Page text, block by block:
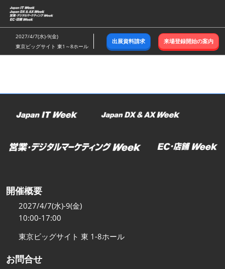
ス
キ
ッ
し
む
2027/4/7(水)-9(金)
東京ビッグサイト 東1～8ホール
出展資料請求 来場登録開始の案内
開催概要
2027/4/7(水)-9(金)
10:00-17:00
東京ビッグサイト 東 1-8ホール
お問合せ